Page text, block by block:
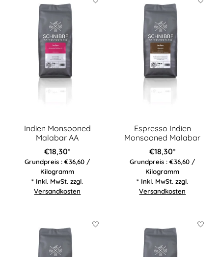
Indien Monsooned
Malabar AA
€18,30*
Grundpreis : €36,60 /
Kilogramm
* Inkl. MwSt. zzgl.
Versandkosten
Espresso Indien
Monsooned Malabar
€18,30*
Grundpreis : €36,60 /
Kilogramm
* Inkl. MwSt. zzgl.
Versandkosten